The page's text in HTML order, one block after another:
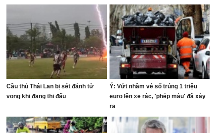
quốc tế
Cầu thủ Thái Lan bị sét đánh tử
vong khi đang thi đấu
Ý: Vứt nhầm vé số trúng 1 triệu
euro lên xe rác, 'phép màu' đã xảy
ra